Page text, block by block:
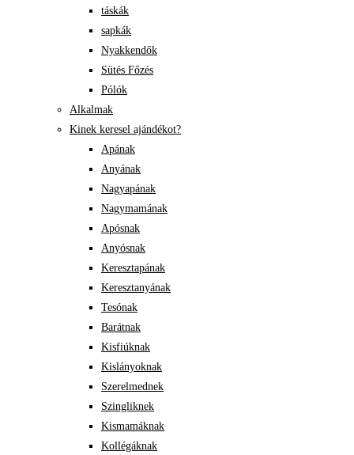
táskák
sapkák
Nyakkendők
Sütés Főzés
Pólók
Alkalmak
Kinek keresel ajándékot?
Apának
Anyának
Nagyapának
Nagymamának
Apósnak
Anyósnak
Keresztapának
Keresztanyának
Tesónak
Barátnak
Kisfiúknak
Kislányoknak
Szerelmednek
Szingliknek
Kismamáknak
Kollégáknak